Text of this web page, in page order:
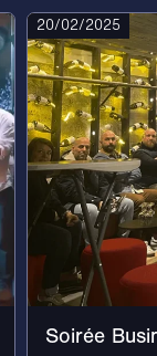
20/02/2025
Soirée